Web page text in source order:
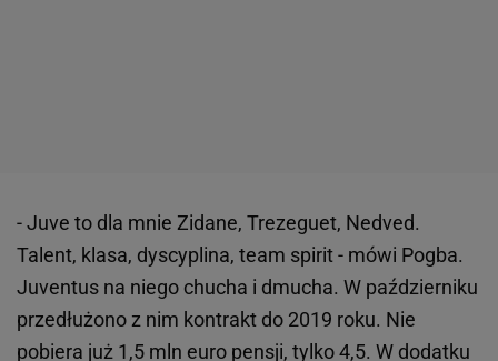
- Juve to dla mnie Zidane, Trezeguet, Nedved.
Talent, klasa, dyscyplina, team spirit - mówi Pogba.
Juventus na niego chucha i dmucha. W październiku
przedłużono z nim kontrakt do 2019 roku. Nie
pobiera już 1,5 mln euro pensji, tylko 4,5. W dodatku